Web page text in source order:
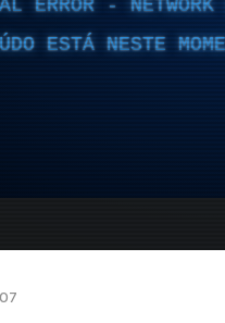
ERROR - NETWORK
ESTÁ NESTE